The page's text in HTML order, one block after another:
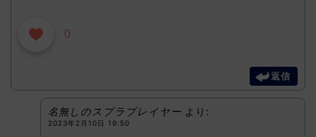
0
返信
名無しのスプラプレイヤー より:
2023年2月10日 19:50